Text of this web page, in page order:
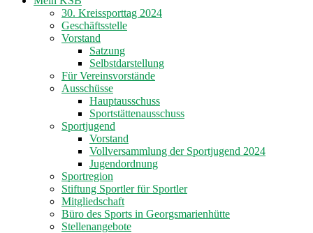
30. Kreissporttag 2024
Geschäftsstelle
Vorstand
Satzung
Selbstdarstellung
Für Vereinsvorstände
Ausschüsse
Hauptausschuss
Sportstättenausschuss
Sportjugend
Vorstand
Vollversammlung der Sportjugend 2024
Jugendordnung
Sportregion
Stiftung Sportler für Sportler
Mitgliedschaft
Büro des Sports in Georgsmarienhütte
Stellenangebote